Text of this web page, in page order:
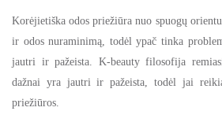
Korėjietiška odos priežiūra nuo spuogų
ir odos nuraminimą, todėl ypač tinka
jautri ir pažeista. K-beauty filosofija
dažnai yra jautri ir pažeista, todėl jai
priežiūros.